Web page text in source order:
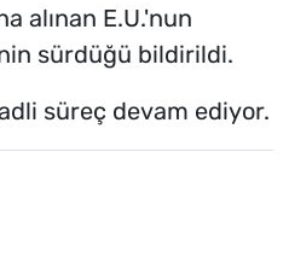
alınan E.U.'nun
sürdüğü bildirildi.
süreç devam ediyor.